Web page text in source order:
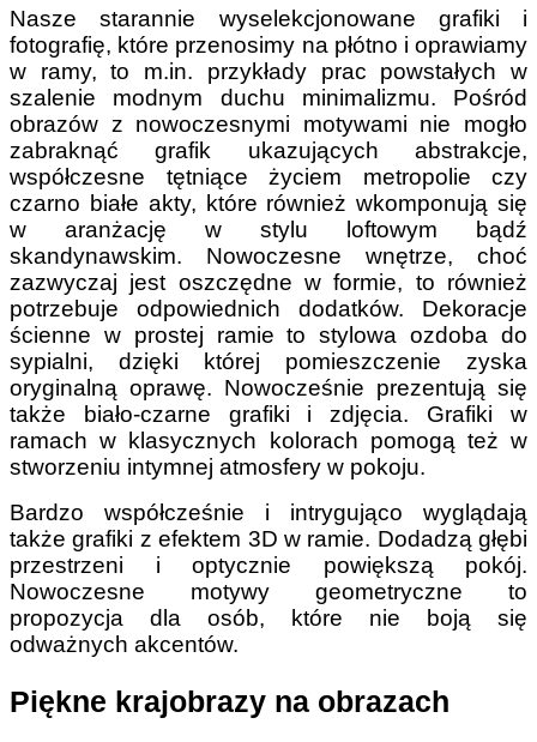
Nasze starannie wyselekcjonowane grafiki i
fotografię, które przenosimy na płótno i oprawiamy
w ramy, to m.in. przykłady prac powstałych w
szalenie modnym duchu minimalizmu. Pośród
obrazów z nowoczesnymi motywami nie mogło
zabraknąć grafik ukazujących abstrakcje,
współczesne tętniące życiem metropolie czy
czarno białe akty, które również wkomponują się
w aranżację w stylu loftowym bądź
skandynawskim. Nowoczesne wnętrze, choć
zazwyczaj jest oszczędne w formie, to również
potrzebuje odpowiednich dodatków. Dekoracje
ścienne w prostej ramie to stylowa ozdoba do
sypialni, dzięki której pomieszczenie zyska
oryginalną oprawę. Nowocześnie prezentują się
także biało-czarne grafiki i zdjęcia. Grafiki w
ramach w klasycznych kolorach pomogą też w
stworzeniu intymnej atmosfery w pokoju.
Bardzo współcześnie i intrygująco wyglądają
także grafiki z efektem 3D w ramie. Dodadzą głębi
przestrzeni i optycznie powiększą pokój.
Nowoczesne motywy geometryczne to
propozycja dla osób, które nie boją się
odważnych akcentów.
Piękne krajobrazy na obrazach